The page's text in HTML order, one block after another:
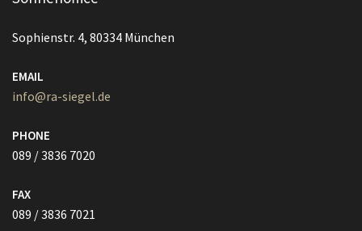
Sophienstr. 4, 80334 München
EMAIL
info@ra-siegel.de
PHONE
089 / 3836 7020
FAX
089 / 3836 7021